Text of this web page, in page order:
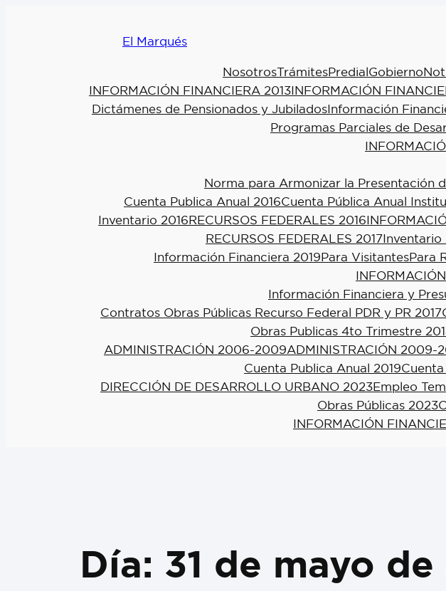
El Marqués
NosotrosTrámitesPredialGobierno
INFORMACIÓN FINANCIERA 2013INFORMACIÓN
Dictámenes de Pensionados y JubiladosInformación
Programas Parciales de
Norma para Armonizar la Presentación
Cuenta Publica Anual 2016Cuenta Pública Anual
Inventario 2016RECURSOS FEDERALES 2016
RECURSOS FEDERALES 2017Inventario
Información Financiera 2019Para VisitantesPara
Información Financiera y
Contratos Obras Públicas Recurso Federal PDR y PR 2017
Obras Publicas 4to Trimestre
ADMINISTRACIÓN 2006-2009ADMINISTRACIÓN 2009-
Cuenta Publica Anual 2019
DIRECCIÓN DE DESARROLLO URBANO 2023Empleo
Obras Públicas 2023
INFORMACIÓN
Día: 31 de mayo